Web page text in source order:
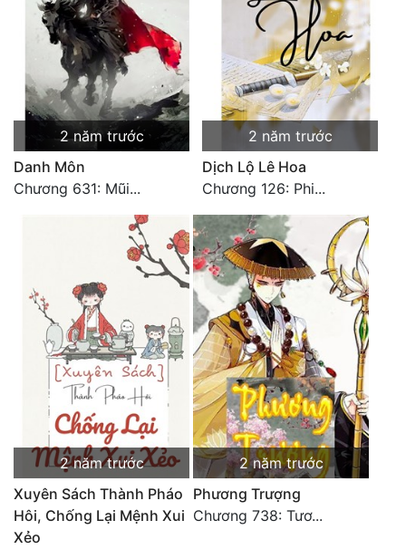
2 năm trước
Danh Môn
Chương 631: Mũi...
2 năm trước
Dịch Lộ Lê Hoa
Chương 126: Phi...
2 năm trước
Xuyên Sách Thành Pháo
Hôi, Chống Lại Mệnh Xui
Xẻo
2 năm trước
Phương Trượng
Chương 738: Tươ...